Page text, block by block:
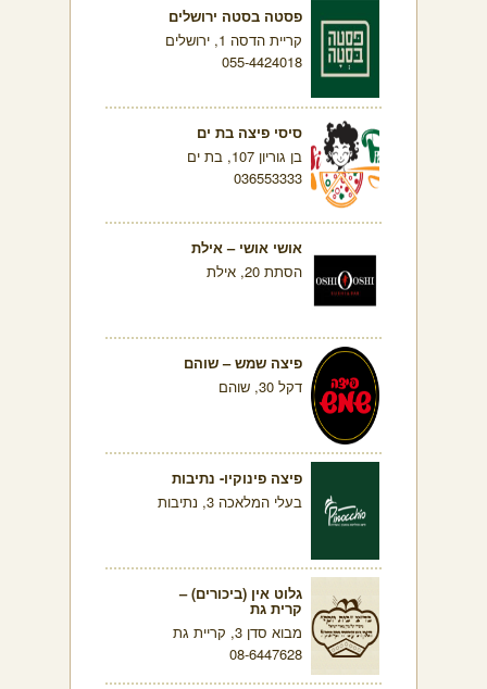
פסטה בסטה ירושלים
קריית הדסה 1, ירושלים
055-4424018
סיסי פיצה בת ים
בן גוריון 107, בת ים
036553333
אושי אושי – אילת
הסתת 20, אילת
פיצה שמש – שוהם
דקל 30, שוהם
פיצה פינוקיו- נתיבות
בעלי המלאכה 3, נתיבות
גלוט אין (ביכורים) –
קרית גת
מבוא סדן 3, קריית גת
08-6447628